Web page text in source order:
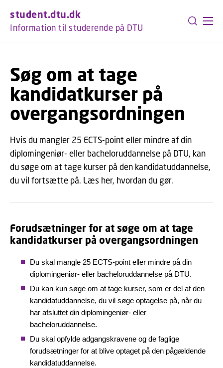
student.dtu.dk
Information til studerende på DTU
Søg om at tage
kandidatkurser på
overgangsordningen
Hvis du mangler 25 ECTS-point eller mindre af din
diplomingeniør- eller bacheloruddannelse på DTU, kan
du søge om at tage kurser på den kandidatuddannelse,
du vil fortsætte på. Læs her, hvordan du gør.
Forudsætninger for at søge om at tage
kandidatkurser på overgangsordningen
Du skal mangle 25 ECTS-point eller mindre på din
diplomingeniør- eller bacheloruddannelse på DTU.
Du kan kun søge om at tage kurser, som er del af den
kandidatuddannelse, du vil søge optagelse på, når du
har afsluttet din diplomingeniør- eller
bacheloruddannelse.
Du skal opfylde adgangskravene og de faglige
forudsætninger for at blive optaget på den pågældende
kandidatuddannelse.